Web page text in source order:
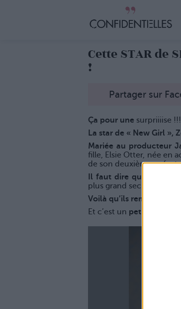
Cette STAR de
!
Partager sur
Ça pour une surpriiiise
La star de « New Girl »,
Mariée au producteur
fille, Elsie Otter, née en
de son deuxième
Il faut dire que le
plus grand secret en
Voilà qu’ils remettent
Et c’est un petit garçon